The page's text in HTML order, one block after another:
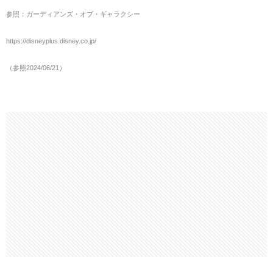
参照：ガーディアンズ・オブ・ギャラクシー
https://disneyplus.disney.co.jp/
（参照2024/06/21）